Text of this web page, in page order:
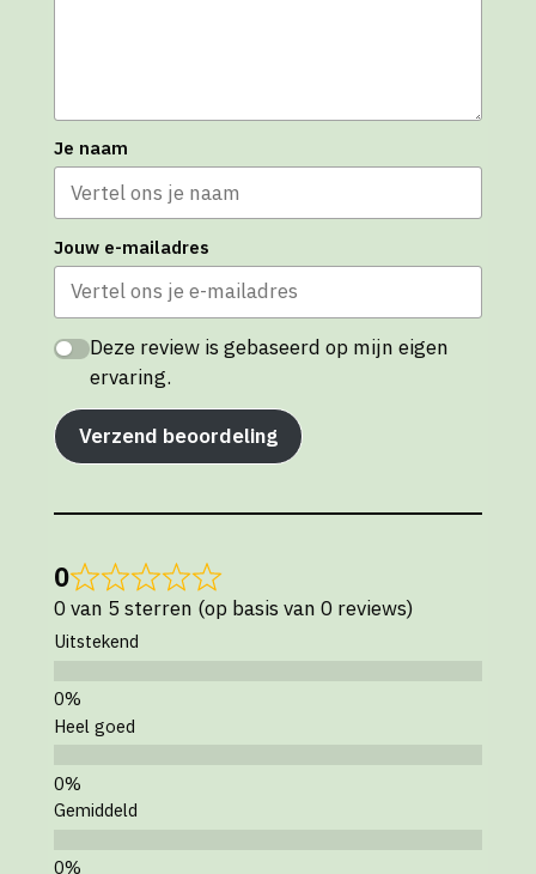
Je naam
Jouw e-mailadres
Deze review is gebaseerd op mijn eigen
ervaring.
Verzend beoordeling
0
0 van 5 sterren (op basis van 0 reviews)
Uitstekend
Heel goed
Gemiddeld